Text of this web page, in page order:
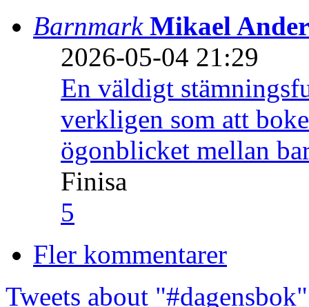
Barnmark Mikael
2026-05-04 21:29
En väldigt
verkligen som att
ögonblicket mellan
Finisa
5
Fler kommentarer
Tweets about "#dagensbok"